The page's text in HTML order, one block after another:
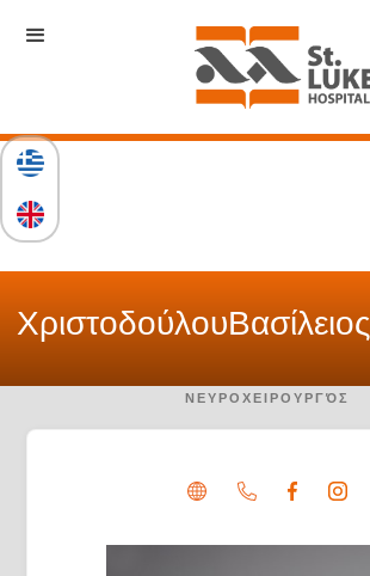
ΧριστοδούλουΒασίλειος
ΝΕΥΡΟΧΕΙΡΟΥΡΓΌΣ